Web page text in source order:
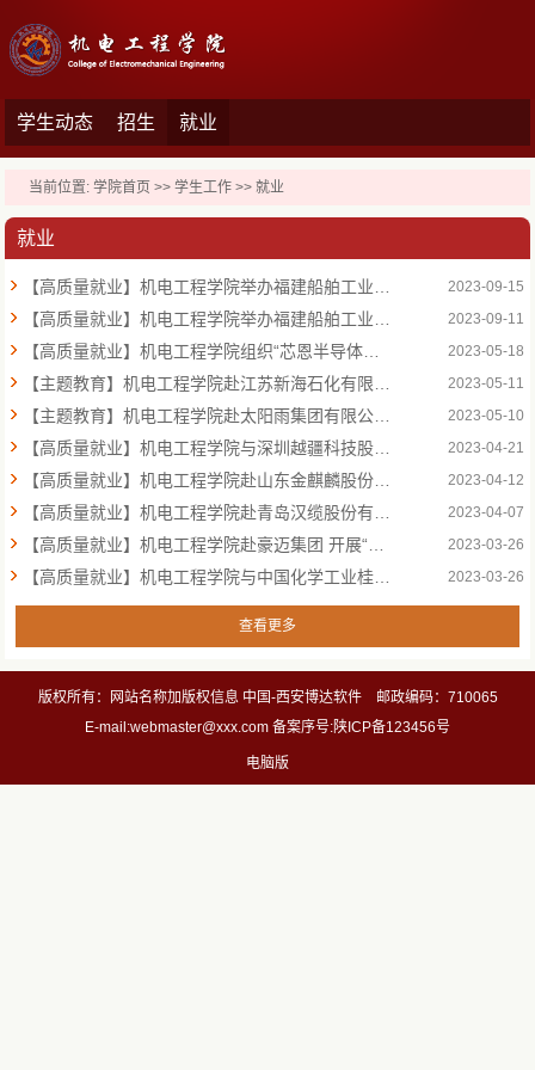
学生动态 招生 就业
当前位置:学院首页 >>学生工作 >>就业
就业
2023-09-15
2023-09-11
【高质量就业】机电工程学院组织“芯恩半导体人才专班”宣讲会 2023-05-18
2023-05-11
【主题教育】机电工程学院赴太阳雨集团有限公司开展“访企拓岗促就业”活动 2023-05-10
【高质量就业】机电工程学院与深圳越疆科技股份有限公司举行就业座谈会 2023-04-21
【高质量就业】机电工程学院赴山东金麒麟股份有限公司举办“访企拓岗促就业”活动 2023-04-12
2023-04-07
2023-03-26
【高质量就业】机电工程学院与中国化学工业桂林工程有限公司举办“机扬青春 就赢未来”就业座谈会 2023-03-26
查看更多
版权所有：网站名称加版权信息 中国-西安博达软件 邮政编码：710065
E-mail:webmaster@xxx.com 备案序号:陕ICP备123456号
电脑版